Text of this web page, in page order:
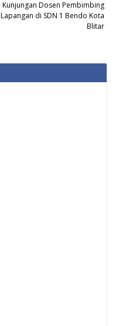
Kunjungan Dosen Pembimbing
Lapangan di SDN 1 Bendo Kota
Blitar